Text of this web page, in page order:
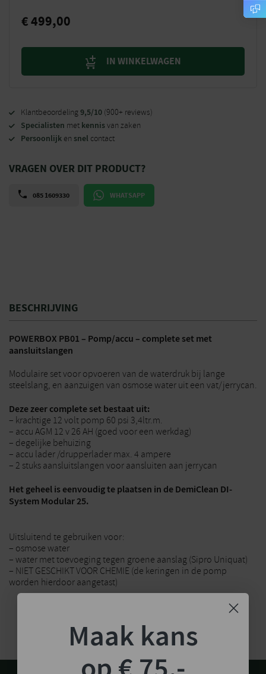
€499,00
IN WINKELWAGEN
Klantbeoordeling9,5/10 (900+ reviews)
Specialisten met kennisvan zaken
Persoonlijk en snel contact
VRAGEN OVER DIT PRODUCT?
085 1609330 WHATSAPP
BESCHRIJVING
POWERBOX PB01 – Pomp/accu – complete set met
aansluitslangen
Modulaire set voor opvoeren van de waterdruk bij lange
steelslang, en aanzuigen van osmose water uit een vat/jerrycan.
Deze zeer complete set bestaat uit:
– krachtige 12 volt pomp 60 psi 3,4ltr.m.
– accu AGM 12 v 26 AH (goed voor een werkdag)
– degelijke behuizing
– accu lader /drupperlader max. 4 ampere
– 2 stuks aansluitslangen voor aansluiten aan jerrycan
Het geheel is eenvoudig te plaatsen in de DemiClean DI-
System Modular 25.
Uitsluitend te gebruiken voor:
– osmose water
– water met toevoeging tegen groene aanslag (Sipro Uniquat)
– NIET GESCHIKT VOOR CHEMIE (de keringen in de pomp
worden hierdoor aangetast)
Maak kans